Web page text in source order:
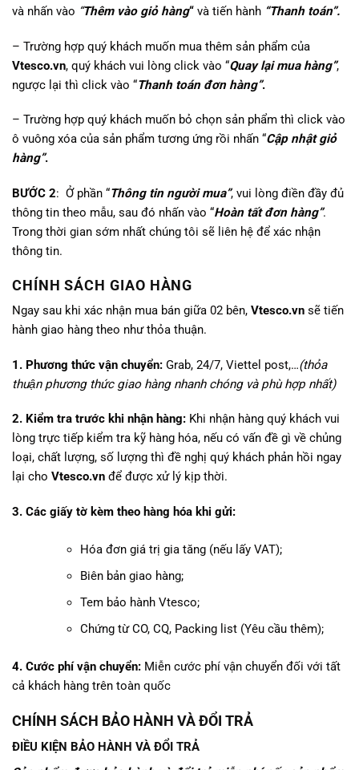
và nhấn vào “Thêm vào giỏ hàng“ và tiến hành “Thanh toán”.
– Trường hợp quý khách muốn mua thêm sản phẩm của
Vtesco.vn, quý khách vui lòng click vào “Quay lại mua hàng”,
ngược lại thì click vào “Thanh toán đơn hàng”.
– Trường hợp quý khách muốn bỏ chọn sản phẩm thì click vào
ô vuông xóa của sản phẩm tương ứng rồi nhấn “Cập nhật giỏ
hàng”.
BƯỚC 2: Ở phần “Thông tin người mua”, vui lòng điền đầy đủ
thông tin theo mẫu, sau đó nhấn vào “Hoàn tất đơn hàng”.
Trong thời gian sớm nhất chúng tôi sẽ liên hệ để xác nhận
thông tin.
CHÍNH SÁCH GIAO HÀNG
Ngay sau khi xác nhận mua bán giữa 02 bên, Vtesco.vn sẽ tiến
hành giao hàng theo như thỏa thuận.
1. Phương thức vận chuyển: Grab, 24/7, Viettel post,…(thỏa
thuận phương thức giao hàng nhanh chóng và phù hợp nhất)
2. Kiểm tra trước khi nhận hàng: Khi nhận hàng quý khách vui
lòng trực tiếp kiểm tra kỹ hàng hóa, nếu có vấn đề gì về chủng
loại, chất lượng, số lượng thì đề nghị quý khách phản hồi ngay
lại cho Vtesco.vn để được xử lý kịp thời.
3. Các giấy tờ kèm theo hàng hóa khi gửi:
Hóa đơn giá trị gia tăng (nếu lấy VAT);
Biên bản giao hàng;
Tem bảo hành Vtesco;
Chứng từ CO, CQ, Packing list (Yêu cầu thêm);
4. Cước phí vận chuyển: Miễn cước phí vận chuyển đối với tất
cả khách hàng trên toàn quốc
CHÍNH SÁCH BẢO HÀNH VÀ ĐỔI TRẢ
ĐIỀU KIỆN BẢO HÀNH VÀ ĐỔI TRẢ